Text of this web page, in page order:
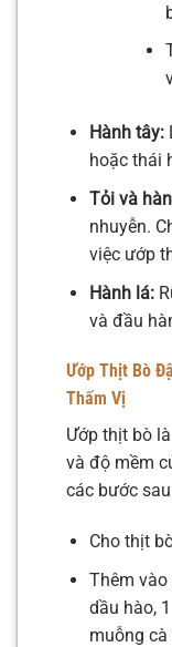
Hành tây:
hoặc thái
Tỏi và
nhuyễn.
việc ướp
Hành lá:
và đầu
Ướp Thịt Bò
Thấm Vị
Ướp thịt bò
và độ mềm
các bước
Cho thịt
Thêm
dầu hào,
muỗng